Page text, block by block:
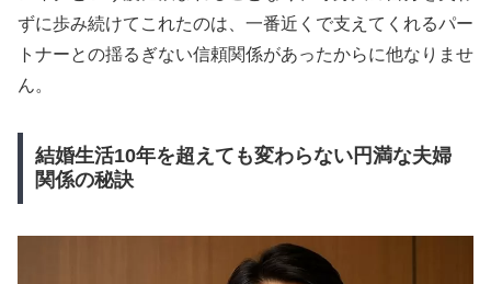
ずに歩み続けてこれたのは、一番近くで支えてくれるパー
トナーとの揺るぎない信頼関係があったからに他なりませ
ん。
結婚生活10年を超えても変わらない円満な夫婦
関係の秘訣